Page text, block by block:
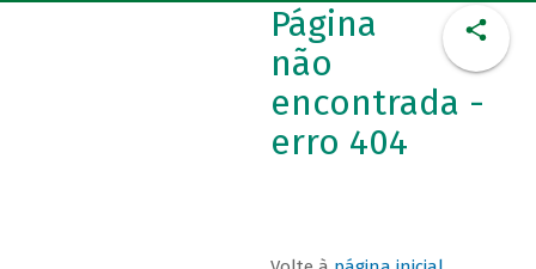
Página
não
encontrada -
erro 404